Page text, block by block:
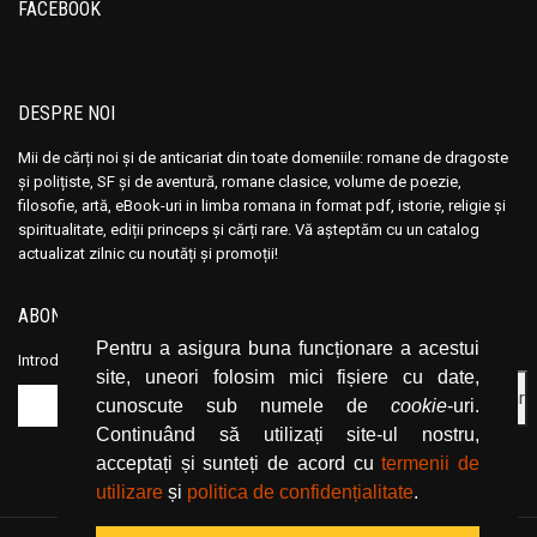
Pentru a asigura buna funcționare a acestui
site, uneori folosim mici fișiere cu date,
cunoscute sub numele de cookie-uri.
Continuând să utilizați site-ul nostru,
acceptați și sunteți de acord cutermenii de
utilizare și politica de confidențialitate.
Andrei Baleanu
Andrei Bantas
Andrei Ciobanu
Andrei Plesu
Andrew Crumey
Andrew Lloyd
Andrew Newberg
Andrew Stacy
Andrei Baleanu
Andrei Bantas
Andrei Ciobanu
Andrei Plesu
Andrew Crumey
Andrew Lloyd
Andrew Newberg
Andrew Stacy
FACEBOOK
DESPRE NOI
Mii de cărți noi și de anticariat din toate domeniile: romane de dragoste
și polițiste, SF și de aventură, romane clasice, volume de poezie,
filosofie, artă, eBook-uri in limba romana in format pdf, istorie, religie și
spiritualitate, ediții princeps și cărți rare. Vă așteptăm cu un catalog
actualizat zilnic cu noutăți și promoții!
ABONEAZĂ-TE LA NEWSLETTER
Introduceți adresa dvs. de email și dați click pe butonul de abonare.